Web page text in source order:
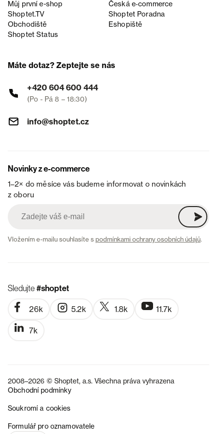
Můj první e-shop
Česká e‑commerce
Shoptet.TV
Shoptet Poradna
Obchodiště
Eshopiště
Shoptet Status
Máte dotaz? Zeptejte se nás
+420 604 600 444
(Po - Pá 8 – 18:30)
info@shoptet.cz
Novinky z e-commerce
1–2× do měsíce vás budeme informovat o novinkách
z oboru
Vložením e-mailu souhlasíte spodmínkami ochrany osobních údajů.
Sledujte#shoptet
26k 5.2k 1.8k 11.7k
7k
2008–2026 © Shoptet, a.s. Všechna práva vyhrazena
Obchodní podmínky
Soukromí a cookies
Formulář pro oznamovatele